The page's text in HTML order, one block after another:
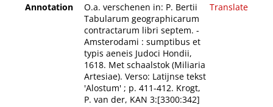
Annotation
O.a. verschenen in: P. Bertii
Tabularum geographicarum
contractarum libri septem. -
Amsterodami : sumptibus et
typis aeneis Judoci Hondii,
1618. Met schaalstok (Miliaria
Artesiae). Verso: Latijnse tekst
'Alostum' ; p. 411-412. Krogt,
P. van der, KAN 3:[3300:342]
Translate